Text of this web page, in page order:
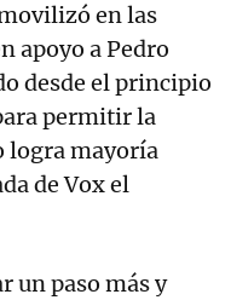
en las
apoyo a Pedro
desde el principio
permitir la
logra mayoría
de Vox el
un paso más y